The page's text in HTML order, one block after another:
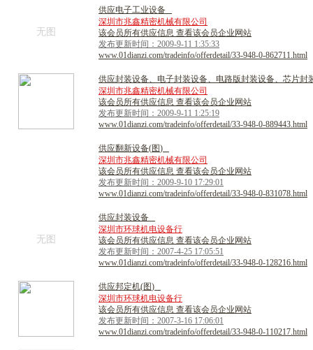
无图
供应电子工业设备
深圳市兆鑫精密机械有限公司
该会员所有供应信息 查看该会员企业网站
发布更新时间：2009-9-11 1:35:33
www.01dianzi.com/tradeinfo/offerdetail/33-948-0-862711.html
供应封装设备、 电子封装设备、 电路版封装设备、 芯片封
深圳市兆鑫精密机械有限公司
该会员所有供应信息 查看该会员企业网站
发布更新时间：2009-9-11 1:25:19
www.01dianzi.com/tradeinfo/offerdetail/33-948-0-889443.html
供应翻新设备(图)
深圳市兆鑫精密机械有限公司
该会员所有供应信息 查看该会员企业网站
发布更新时间：2009-9-10 17:29:01
www.01dianzi.com/tradeinfo/offerdetail/33-948-0-831078.html
无图
供应封装设备
深圳市环球机电设备行
该会员所有供应信息 查看该会员企业网站
发布更新时间：2007-4-25 17:05:51
www.01dianzi.com/tradeinfo/offerdetail/33-948-0-128216.html
供应邦定机(图)
深圳市环球机电设备行
该会员所有供应信息 查看该会员企业网站
发布更新时间：2007-3-16 17:06:01
www.01dianzi.com/tradeinfo/offerdetail/33-948-0-110217.html